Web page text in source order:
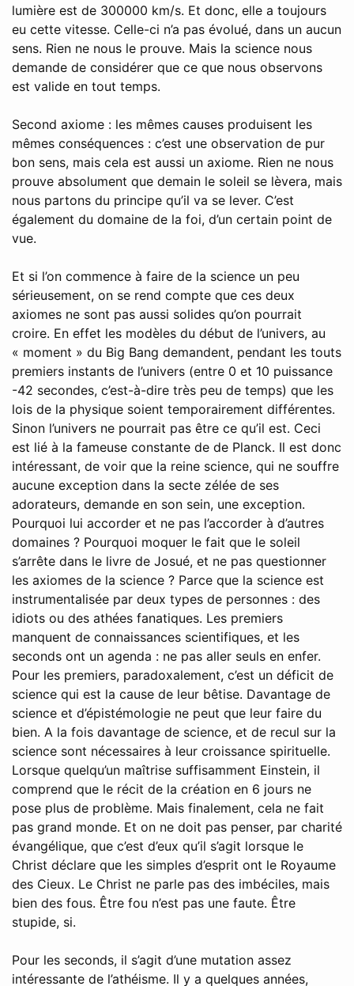
lumière est de 300000 km/s. Et donc, elle a toujours
eu cette vitesse. Celle-ci n’a pas évolué, dans un aucun
sens. Rien ne nous le prouve. Mais la science nous
demande de considérer que ce que nous observons
est valide en tout temps.
Second axiome : les mêmes causes produisent les
mêmes conséquences : c’est une observation de pur
bon sens, mais cela est aussi un axiome. Rien ne nous
prouve absolument que demain le soleil se lèvera, mais
nous partons du principe qu’il va se lever. C’est
également du domaine de la foi, d’un certain point de
vue.
Et si l’on commence à faire de la science un peu
sérieusement, on se rend compte que ces deux
axiomes ne sont pas aussi solides qu’on pourrait
croire. En effet les modèles du début de l’univers, au
« moment » du Big Bang demandent, pendant les touts
premiers instants de l’univers (entre 0 et 10 puissance
-42 secondes, c’est-à-dire très peu de temps) que les
lois de la physique soient temporairement différentes.
Sinon l’univers ne pourrait pas être ce qu’il est. Ceci
est lié à la fameuse constante de de Planck. Il est donc
intéressant, de voir que la reine science, qui ne souffre
aucune exception dans la secte zélée de ses
adorateurs, demande en son sein, une exception.
Pourquoi lui accorder et ne pas l’accorder à d’autres
domaines ? Pourquoi moquer le fait que le soleil
s’arrête dans le livre de Josué, et ne pas questionner
les axiomes de la science ? Parce que la science est
instrumentalisée par deux types de personnes : des
idiots ou des athées fanatiques. Les premiers
manquent de connaissances scientifiques, et les
seconds ont un agenda : ne pas aller seuls en enfer.
Pour les premiers, paradoxalement, c’est un déficit de
science qui est la cause de leur bêtise. Davantage de
science et d’épistémologie ne peut que leur faire du
bien. A la fois davantage de science, et de recul sur la
science sont nécessaires à leur croissance spirituelle.
Lorsque quelqu’un maîtrise suffisamment Einstein, il
comprend que le récit de la création en 6 jours ne
pose plus de problème. Mais finalement, cela ne fait
pas grand monde. Et on ne doit pas penser, par charité
évangélique, que c’est d’eux qu’il s’agit lorsque le
Christ déclare que les simples d’esprit ont le Royaume
des Cieux. Le Christ ne parle pas des imbéciles, mais
bien des fous. Être fou n’est pas une faute. Être
stupide, si.
Pour les seconds, il s’agit d’une mutation assez
intéressante de l’athéisme. Il y a quelques années,